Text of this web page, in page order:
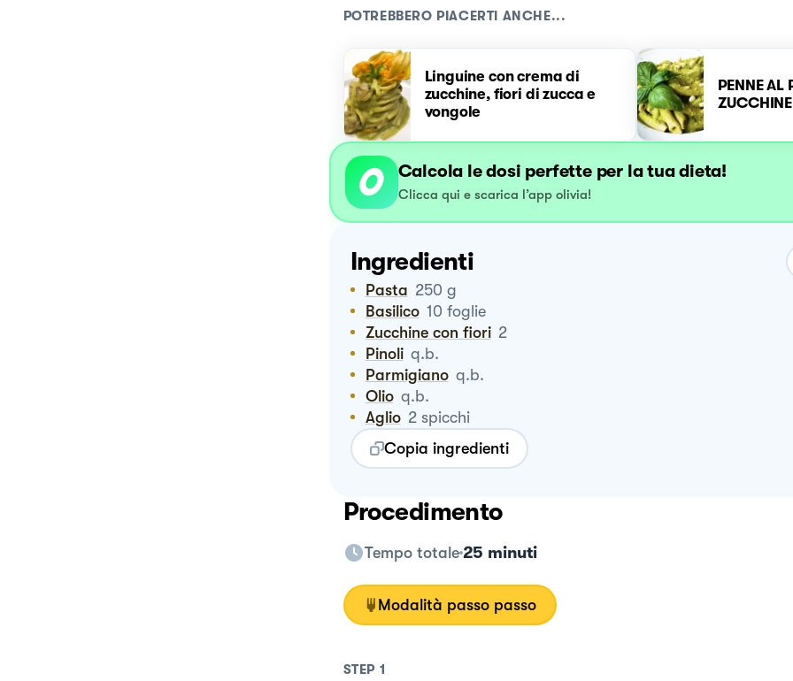
POTREBBERO PIACERTI ANCHE...
Linguine con crema di
zucchine, fiori di zucca e
vongole
PENNE AL
ZUCCHINE
Calcola le dosi perfette per la tua dieta!
Clicca qui e scarica l’app olivia!
Ingredienti
Pasta 250 g
Basilico 10 foglie
Zucchine con fiori 2
Pinoli q.b.
Parmigiano q.b.
Olio q.b.
Aglio 2 spicchi
Copia ingredienti
Procedimento
Tempo totale 25 minuti
Modalità passo passo
STEP 1